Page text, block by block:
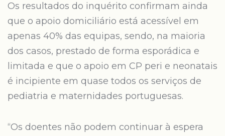
Os resultados do inquérito confirmam ainda
que o apoio domiciliário está acessível em
apenas 40% das equipas, sendo, na maioria
dos casos, prestado de forma esporádica e
limitada e que o apoio em CP peri e neonatais
é incipiente em quase todos os serviços de
pediatria e maternidades portuguesas.
“Os doentes não podem continuar à espera